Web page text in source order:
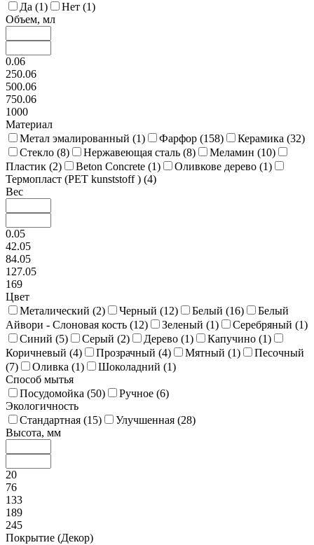
Да (1) Нет (1)
Объем, мл
0.06
250.06
500.06
750.06
1000
Материал
Метал эмалированный (1) Фарфор (158) Керамика (32)
Стекло (8) Нержавеющая сталь (8) Меламин (10)
Пластик (2) Beton Concrete (1) Оливкове дерево (1)
Термопласт (PET kunststoff ) (4)
Вес
0.05
42.05
84.05
127.05
169
Цвет
Металический (2) Черный (12) Белый (16)
Белый
Айвори - Слоновая кость (12) Зеленый (1) Серебряный (1)
Синий (5) Серый (2) Дерево (1) Капучино (1)
Коричневый (4) Прозрачный (4) Мятный (1)
Песочный
(7) Оливка (1) Шоколадний (1)
Способ мытья
Посудомойка (50) Ручное (6)
Экологичность
Стандартная (15) Улучшенная (28)
Высота, мм
20
76
133
189
245
Покрытие (Декор)